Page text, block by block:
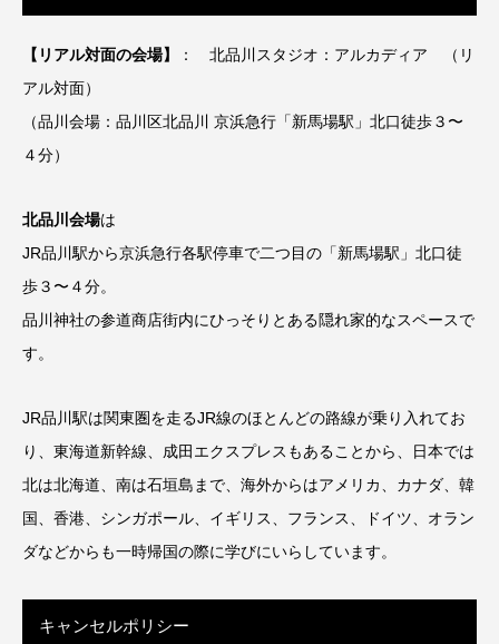
【リアル対面の会場】
： 北品川スタジオ：アルカディア （リ
アル対面）
（品川会場：品川区北品川 京浜急行「新馬場駅」北口徒歩３〜
４分）
北品川会場は
JR品川駅から京浜急行各駅停車で二つ目の「新馬場駅」北口徒
歩３〜４分。
品川神社の参道商店街内にひっそりとある隠れ家的なスペースで
す。
JR品川駅は関東圏を走るJR線のほとんどの路線が乗り入れてお
り、東海道新幹線、成田エクスプレスもあることから、日本では
北は北海道、南は石垣島まで、海外からはアメリカ、カナダ、韓
国、香港、シンガポール、イギリス、フランス、ドイツ、オラン
ダなどからも一時帰国の際に学びにいらしています。
キャンセルポリシー